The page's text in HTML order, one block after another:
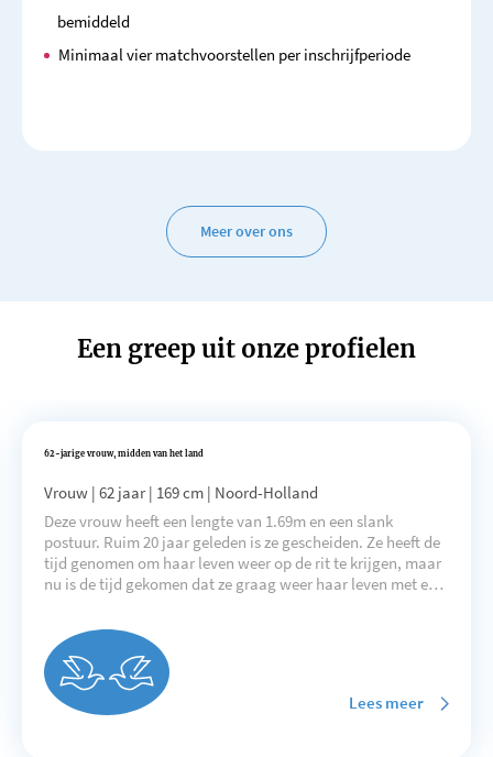
bemiddeld
Minimaal vier matchvoorstellen per inschrijfperiode
Meer over ons
Een greep uit onze profielen
62-jarige vrouw, midden van het land
Vrouw | 62 jaar | 169 cm | Noord-Holland
Deze vrouw heeft een lengte van 1.69m en een slank
postuur. Ruim 20 jaar geleden is ze gescheiden. Ze heeft de
tijd genomen om haar leven weer op de rit te krijgen, maar
nu is de tijd gekomen dat ze graag weer haar leven met een
Lees meer